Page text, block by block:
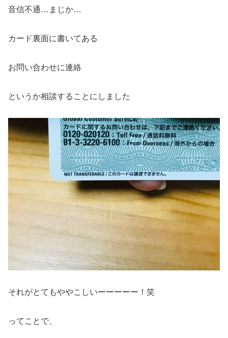
音信不通…まじか…
カード裏面に書いてある
お問い合わせに連絡
というか相談することにしました
それがとてもややこしいーーーーー！笑
ってことで、